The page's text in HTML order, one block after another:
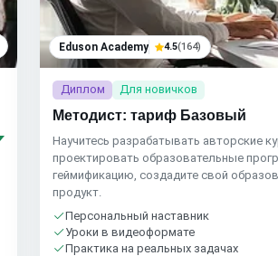
Eduson Academy 4.5(164)
Диплом Для новичков
Методист: тариф Базовый
Научитесь разрабатывать авторские
проектировать образовательные
геймификацию, создадите свой
продукт.
Персональный наставник
Уроки в видеоформате
Практика на реальных задачах